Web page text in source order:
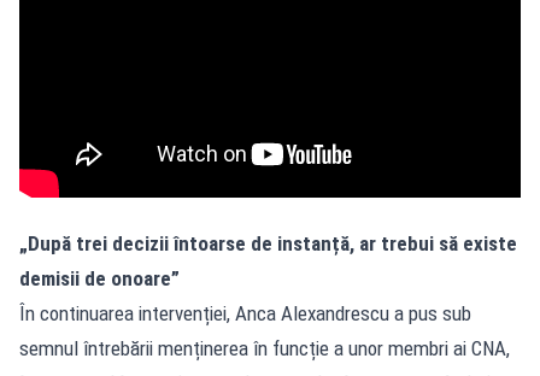
„După trei decizii întoarse de instanță, ar trebui să existe
demisii de onoare”
În continuarea intervenției, Anca Alexandrescu a pus sub
semnul întrebării menținerea în funcție a unor membri ai CNA,